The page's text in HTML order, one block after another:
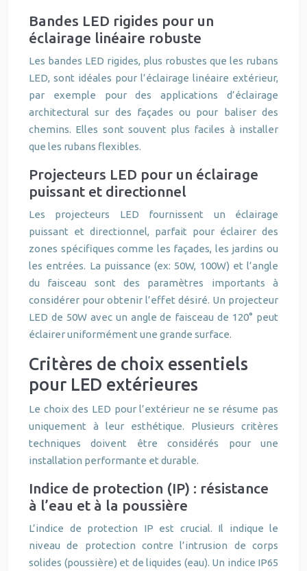
Bandes LED rigides pour un
éclairage linéaire robuste
Les bandes LED rigides, plus robustes que les rubans
LED, sont idéales pour l’éclairage linéaire extérieur,
par exemple pour des applications d’éclairage
architectural sur des façades ou pour baliser des
chemins. Elles sont souvent plus faciles à installer
que les rubans flexibles.
Projecteurs LED pour un éclairage
puissant et directionnel
Les projecteurs LED fournissent un éclairage
puissant et directionnel, parfait pour éclairer des
zones spécifiques comme les façades, les jardins ou
les entrées. La puissance (ex: 50W, 100W) et l’angle
du faisceau sont des paramètres importants à
considérer pour obtenir l’effet désiré. Un projecteur
LED de 50W avec un angle de faisceau de 120° peut
éclairer uniformément une grande surface.
Critères de choix essentiels
pour LED extérieures
Le choix des LED pour l’extérieur ne se résume pas
uniquement à leur esthétique. Plusieurs critères
techniques doivent être considérés pour une
installation performante et durable.
Indice de protection (IP) : résistance
à l’eau et à la poussière
L’indice de protection IP est crucial. Il indique le
niveau de protection contre l’intrusion de corps
solides (poussière) et de liquides (eau). Un indice IP65